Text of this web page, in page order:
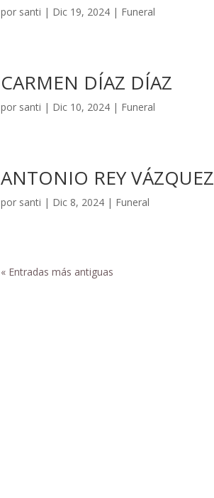
por santi | Dic 19, 2024 | Funeral
CARMEN DÍAZ DÍAZ
por santi | Dic 10, 2024 | Funeral
ANTONIO REY VÁZQUEZ
por santi | Dic 8, 2024 | Funeral
« Entradas más antiguas